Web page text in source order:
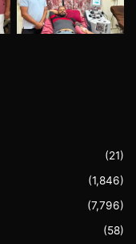
(21)
(1,846)
(7,796)
(58)